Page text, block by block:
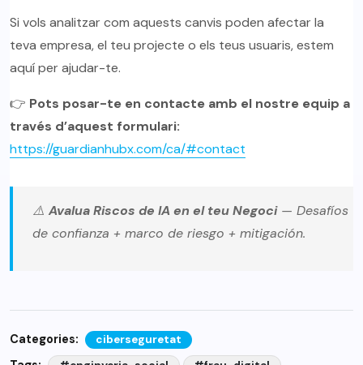
Si vols analitzar com aquests canvis poden afectar la
teva empresa, el teu projecte o els teus usuaris, estem
aquí per ajudar-te.
👉 Pots posar-te en contacte amb el nostre equip a
través d’aquest formulari:
https://guardianhubx.com/ca/#contact
⚠️ Avalua Riscos de IA en el teu Negoci— Desafíos
de confianza + marco de riesgo + mitigación.
Categories: ciberseguretat